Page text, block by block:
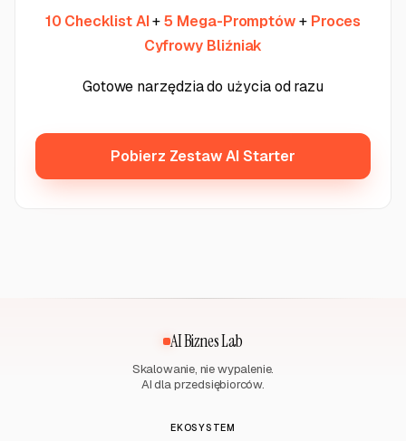
10 Checklist AI+5 Mega-Promptów+ Proces
Cyfrowy Bliźniak
Gotowe narzędzia do użycia od razu
Pobierz Zestaw AI Starter
AI Biznes Lab
Skalowanie, nie wypalenie.
AI dla przedsiębiorców.
EKOSYSTEM